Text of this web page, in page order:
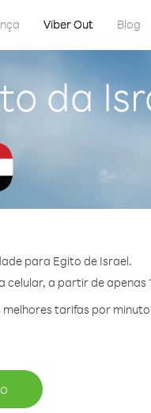
Viber Out Blog
da
para Egito de Israel.
a partir de apenas
tarifas por